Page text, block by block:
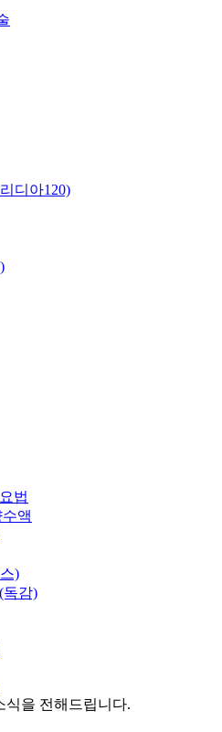
디아120)
법
액
)
독감)
식을 전해드립니다.